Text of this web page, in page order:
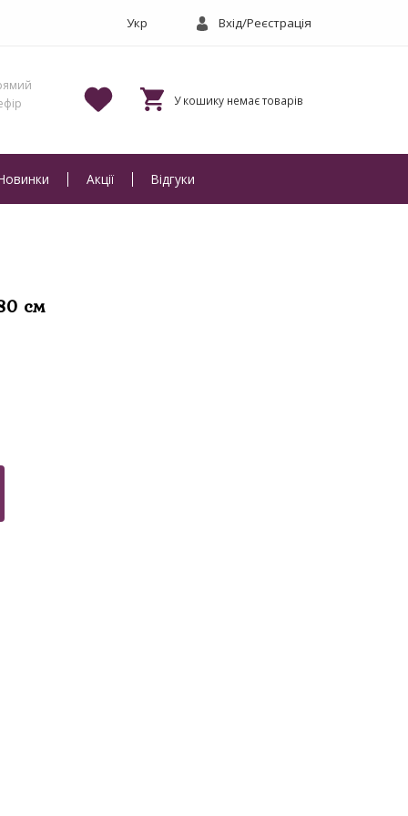
Вхід/Реєстрація
Акції Відгуки
см